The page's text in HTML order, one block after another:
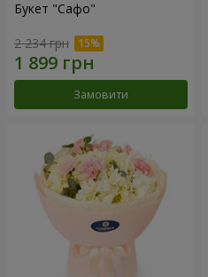
Букет "Сафо"
2 234 грн
Замовити